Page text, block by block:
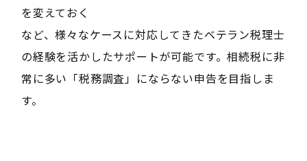
を変えておく
など、様々なケースに対応してきたベテラン税理士
の経験を活かしたサポートが可能です。相続税に非
常に多い「税務調査」にならない申告を目指しま
す。